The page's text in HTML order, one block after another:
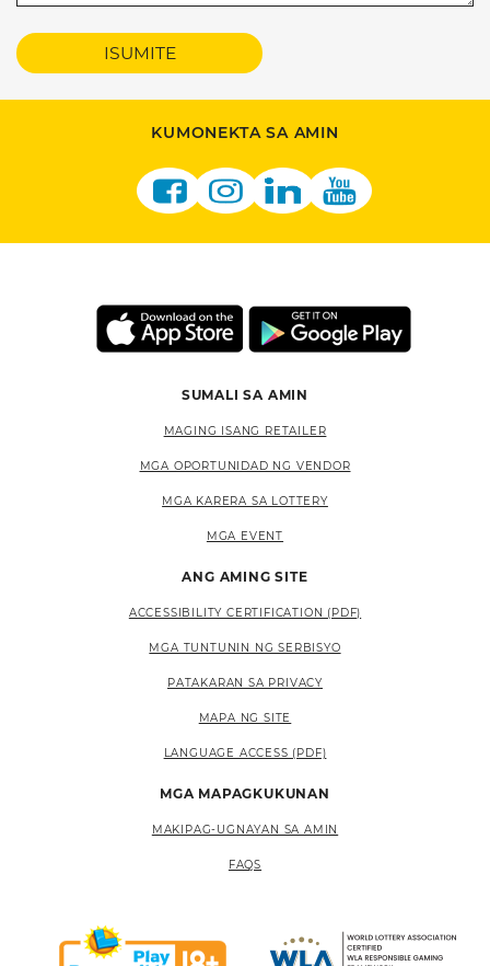
ISUMITE
KUMONEKTA SA AMIN
SUMALI SA AMIN
MAGING ISANG RETAILER
MGA OPORTUNIDAD NG VENDOR
MGA KARERA SA LOTTERY
MGA EVENT
ANG AMING SITE
ACCESSIBILITY CERTIFICATION (PDF)
MGA TUNTUNIN NG SERBISYO
PATAKARAN SA PRIVACY
MAPA NG SITE
LANGUAGE ACCESS (PDF)
MGA MAPAGKUKUNAN
MAKIPAG-UGNAYAN SA AMIN
FAQS